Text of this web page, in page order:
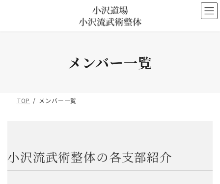
メンバー一覧
TOP メンバー一覧
小沢流武術整体の各支部紹介